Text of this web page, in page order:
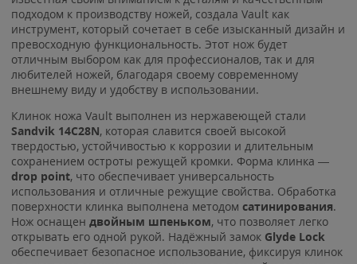
подходом к производству ножей, создала Vault как
инструмент, который сочетает в себе изысканный дизайн и
превосходную функциональность. Этот нож будет
отличным выбором как для профессионалов, так и для
любителей ножей, благодаря своему современному
внешнему виду и удобству в использовании.
Клинок ножа Vault выполнен из нержавеющей стали
Sandvik 14C28N, которая славится своей высокой
твердостью, устойчивостью к коррозии и длительным
сохранением остроты режущей кромки. Форма клинка —
drop point, что обеспечивает универсальность
использования и отличные режущие свойства. Обработка
поверхности клинка выполнена методом сатинирования.
Нож оснащен двойным шпеньком, что позволяет легко
открывать его одной рукой. Надёжный замок Glyde Lock
обеспечивает безопасное использование, фиксируя клинок